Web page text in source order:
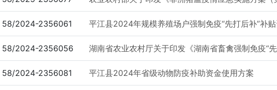
58/2024-2356061 平江县2024年规模养殖场户强制免疫“先打后补”补
58/2024-2356056 湖南省农业农村厅关于印发《湖南省畜禽强制免疫“
58/2024-2356081 平江县2024年省级动物防疫补助资金使用方案